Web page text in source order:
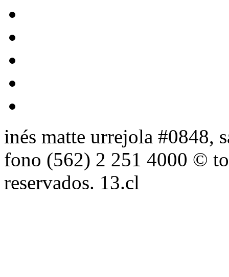
inés matte urrejola #0848,
fono (562) 2 251 4000 ©
reservados. 13.cl